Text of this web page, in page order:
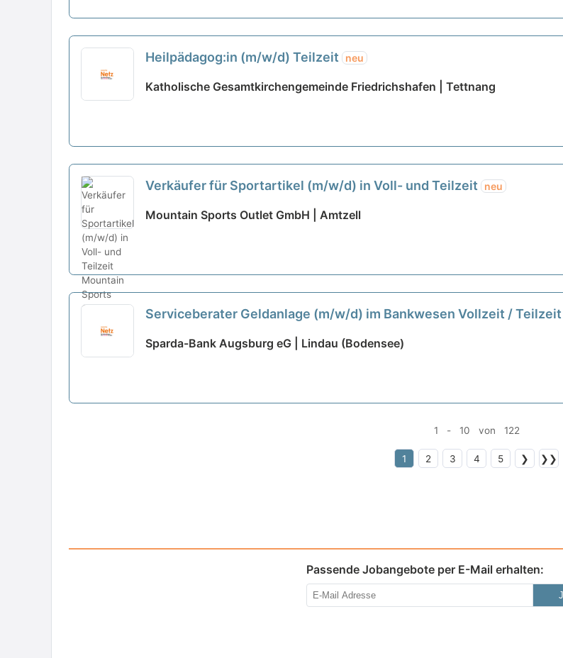
Heilpädagog:in (m/w/d) Teilzeit neu
Katholische Gesamtkirchengemeinde Friedrichshafen | Tettnang
Verkäufer für Sportartikel (m/w/d) in Voll- und Teilzeit neu
Mountain Sports Outlet GmbH | Amtzell
Serviceberater Geldanlage (m/w/d) im Bankwesen Vollzeit / Teilzeit
Sparda-Bank Augsburg eG | Lindau (Bodensee)
1 - 10 von 122
1 2 3 4 5 ❯ ❯❯
Passende Jobangebote per E-Mail erhalten: